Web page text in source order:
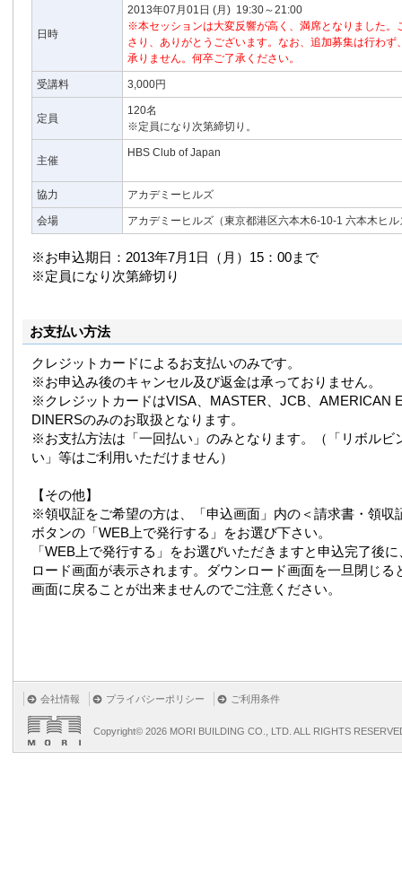
日時
2013年07月01日 (月) 19:30～21:00
※本セッションは大変反響が高く、満席となりました。
さり、ありがとうございます。なお、追加募集は行わず
承りません。何卒ご了承ください。
受講料 3,000円
定員
120名
※定員になり次第締切り。
主催
HBS Club of Japan
協力 アカデミーヒルズ
会場 アカデミーヒルズ（東京都港区六本木6-10-1 六本木ヒ
※お申込期日：2013年7月1日（月）15：00まで
※定員になり次第締切り
お支払い方法
クレジットカードによるお支払いのみです。
※お申込み後のキャンセル及び返金は承っておりません。
※クレジットカードはVISA、MASTER、JCB、AMERICAN
DINERSのみのお取扱となります。
※お支払方法は「一回払い」のみとなります。（「リボルビ
い」等はご利用いただけません）
【その他】
※領収証をご希望の方は、「申込画面」内の＜請求書・領収
ボタンの「WEB上で発行する」をお選び下さい。
「WEB上で発行する」をお選びいただきますと申込完了後
ロード画面が表示されます。ダウンロード画面を一旦閉じる
画面に戻ることが出来ませんのでご注意ください。
会社情報 プライバシーポリシー ご利用条件
Copyright© 2026 MORI BUILDING CO., LTD. ALL RIGHTS